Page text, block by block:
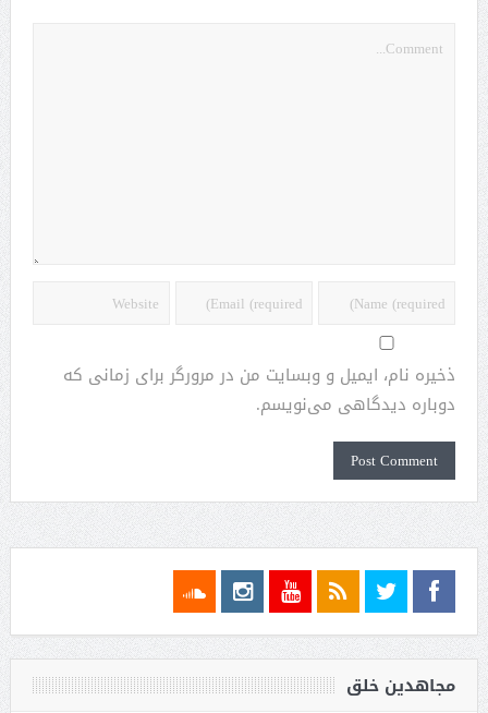
ذخیره نام، ایمیل و وبسایت من در مرورگر برای زمانی که
دوباره دیدگاهی می‌نویسم.
مجاهدین خلق